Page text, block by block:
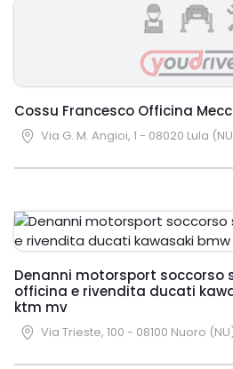
Cossu Francesco Officina
Via G. M. Angioi, 1 - 08020 Lula
Denanni motorsport soccorso
officina e rivendita ducati
ktm mv
Via Trieste, 100 - 08100 Nuoro